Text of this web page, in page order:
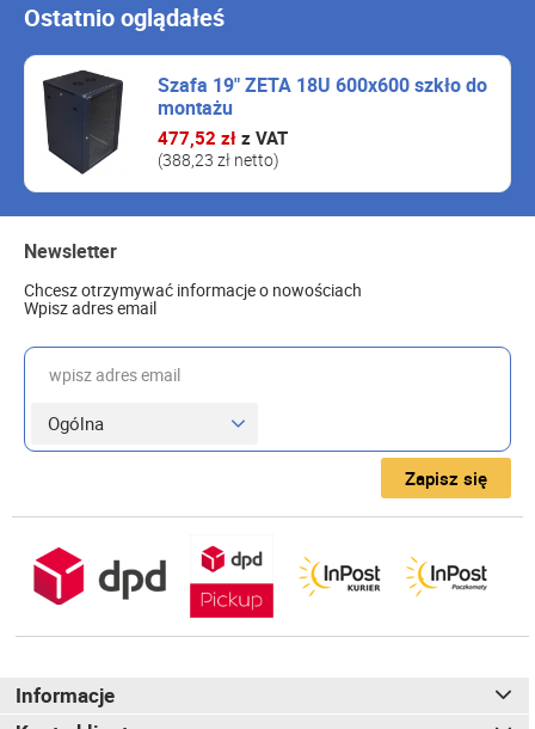
Ostatnio oglądałeś
Szafa 19" ZETA 18U 600x600 szkło do
montażu
477,52 zł z VAT
(388,23 zł netto)
Newsletter
Chcesz otrzymywać informacje o nowościach
Wpisz adres email
wpisz adres email
Zapisz się
Informacje